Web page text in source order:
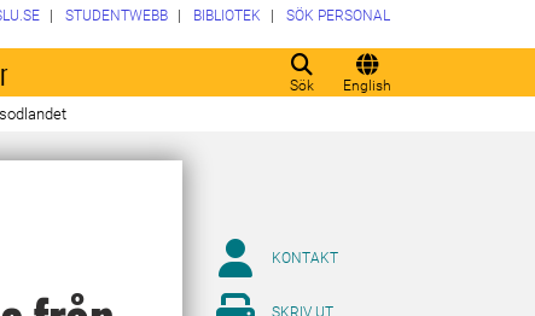
Sök English
STUDENTWEBB BIBLIOTEK SÖK PERSONAL
KONTAKT
SKRIV UT